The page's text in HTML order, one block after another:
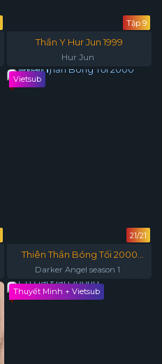
Tập 9
Thần Y Hur Jun 1999
Hur Jun
Vietsub
21/21
Thiên Thần Bóng Tối 2000
(Phần 1)
Darker Angel season 1
Thuyết Minh + Vietsub